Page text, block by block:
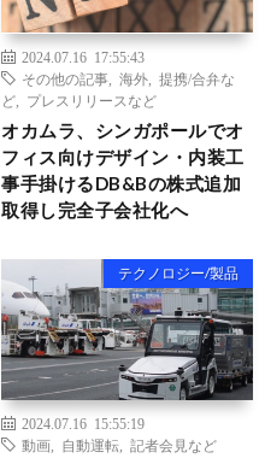
2024.07.16 17:55:43
その他の記事
海外
提携/合弁な
ど
プレスリリースなど
オカムラ、シンガポールでオ
フィス向けデザイン・内装工
事手掛けるDB&Bの株式追加
取得し完全子会社化へ
テクノロジー/製品
2024.07.16 15:55:19
動画
自動運転 記者会見など